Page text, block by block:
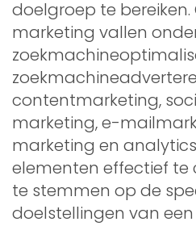
doelgroep te
marketing vallen
contentmarketing,
marketing, e-
marketing en
elementen effectief te
te stemmen op de
doelstellingen van